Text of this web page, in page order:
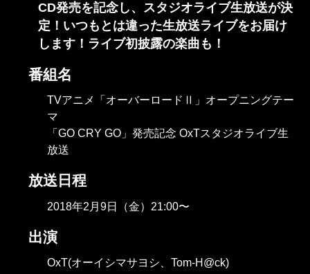
CD発売を記念し、スタジオライブ生放送が決
定！いつもとは違った生放送ライブをお届け
します！ライブ初披露の楽曲も！
番組名
TVアニメ「オーバーロードⅡ」オープニングテー
マ
「GO CRY GO」発売記念 OxTスタジオライブ生
放送
放送日程
2018年2月9日（金）21:00〜
出演
OxT(オーイシマサヨシ、Tom-H@ck)